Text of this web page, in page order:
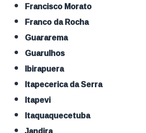
Francisco Morato
Franco da Rocha
Guararema
Guarulhos
Ibirapuera
Itapecerica da Serra
Itapevi
Itaquaquecetuba